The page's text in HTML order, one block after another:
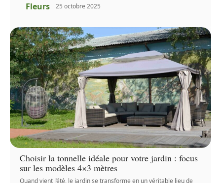
Fleurs 25 octobre 2025
Choisir la tonnelle idéale pour votre jardin : focus
sur les modèles 4×3 mètres
Quand vient l’été, le jardin se transforme en un véritable lieu de